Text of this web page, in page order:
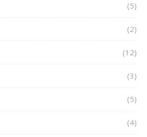
(5)
(2)
(12)
(3)
(5)
(4)